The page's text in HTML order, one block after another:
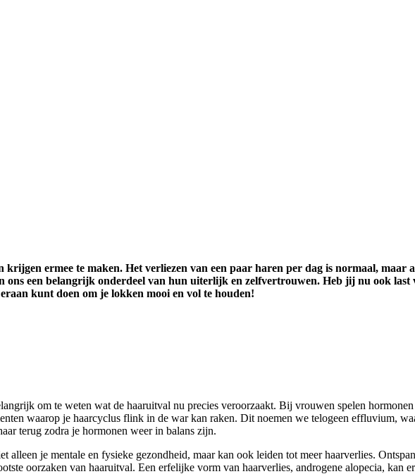
ermee te maken. Het verliezen van een paar haren per dag is normaal, maar
ons een belangrijk onderdeel van hun uiterlijk en zelfvertrouwen. Heb jij nu ook
kunt doen om je lokken mooi en vol te houden!
om te weten wat de haaruitval nu precies veroorzaakt. Bij vrouwen spelen
waarop je haarcyclus flink in de war kan raken. Dit noemen we telogeen effluvium,
terug zodra je hormonen weer in balans zijn.
alleen je mentale en fysieke gezondheid, maar kan ook leiden tot meer haarverlies.
oorzaken van haaruitval. Een erfelijke vorm van haarverlies, androgene alopecia, kan